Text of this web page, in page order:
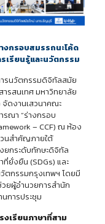
งกรอบสมรรถนะโค้ด
เรียนรู้และนวัตกรรม
รนวัตกรรมดิจิทัลสมัย
ารสนเทศ มหาวิทยาลัย
ดงานเสวนาคณะ
รณา “ร่างกรอบ
– CCF) ณ ห้อง
วนสำคัญภายใต้
กระดับทักษะดิจิทัล
ยั่งยืน (SDGs) และ
ตกรรมกรุงเทพฯ โดยมี
ยผู้อำนวยการสำนัก
นการประชุม
เรียนภาษาที่สาม